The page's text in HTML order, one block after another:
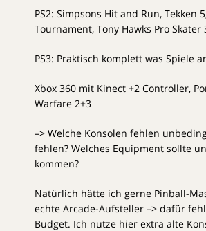
PS2: Simpsons Hit and Run, Tekken
Tournament, Tony Hawks Pro Skater
PS3: Praktisch komplett was Spiele
Xbox 360 mit Kinect +2 Controller,
Warfare 2+3
–> Welche Konsolen fehlen
fehlen? Welches Equipment sollte
kommen?
Natürlich hätte ich gerne Pinball-
echte Arcade-Aufsteller –> dafür
Budget. Ich nutze hier extra alte